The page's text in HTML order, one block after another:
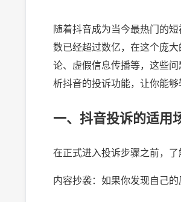
随着抖音成为当今最热门的
数已经超过数亿，在这个庞
论、虚假信息传播等，这些
析抖音的投诉功能，让你能够
一、抖音投诉的适用
在正式进入投诉步骤之前，
内容抄袭：如果你发现自己